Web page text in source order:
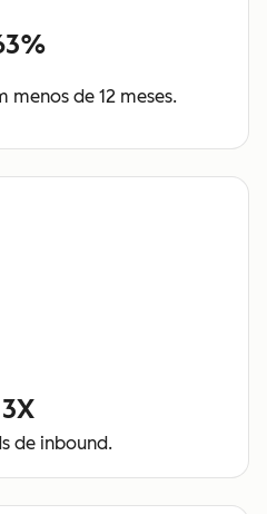
menos de 12 meses.
3X
de inbound.